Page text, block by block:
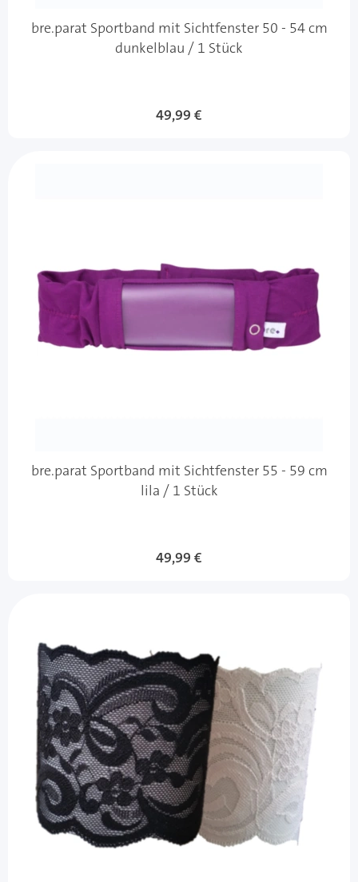
bre.parat Sportband mit Sichtfenster 50 - 54 cm
dunkelblau / 1 Stück
49,99 €
bre.parat Sportband mit Sichtfenster 55 - 59 cm
lila / 1 Stück
49,99 €